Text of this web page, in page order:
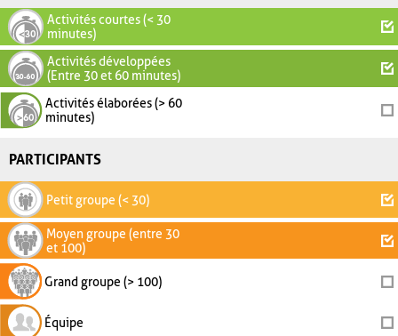
Activités courtes (< 30
minutes)
Activités développées
(Entre 30 et 60 minutes)
Activités élaborées (> 60
minutes)
PARTICIPANTS
Petit groupe (< 30)
Moyen groupe (entre 30
et 100)
Grand groupe (> 100)
Équipe